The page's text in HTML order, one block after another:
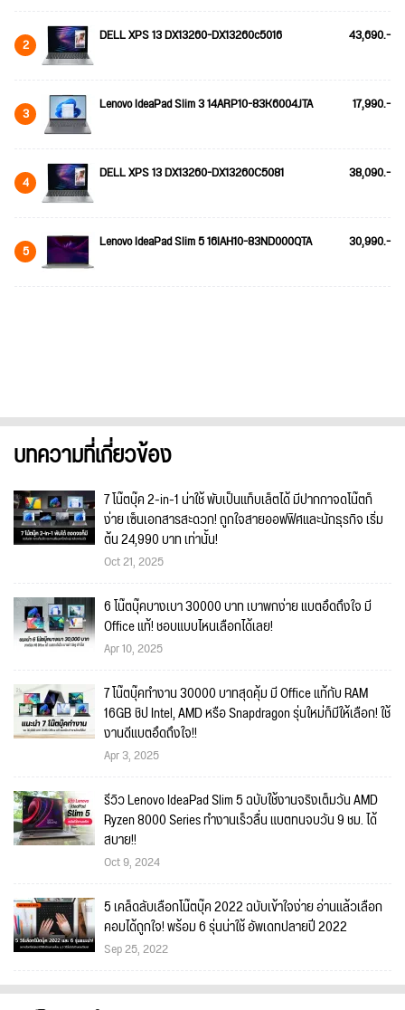
2 DELL XPS 13 DX13260-DX13260c5016 43,690.-
3 Lenovo IdeaPad Slim 3 14ARP10-83K6004JTA 17,990.-
4 DELL XPS 13 DX13260-DX13260C5081 38,090.-
5 Lenovo IdeaPad Slim 5 16IAH10-83ND000QTA 30,990.-
บทความที่เกี่ยวข้อง
7 โน๊ตบุ๊ค 2-in-1 น่าใช้ พับเป็นแท็บเล็ตได้ มีปากกาจดโน๊ตก็
ง่าย เซ็นเอกสารสะดวก! ถูกใจสายออฟฟิศและนักธุรกิจ เริ่ม
ต้น 24,990 บาท เท่านั้น!
Oct 21, 2025
6 โน๊ตบุ๊คบางเบา 30000 บาท เบาพกง่าย แบตอึดถึงใจ มี
Office แท้! ชอบแบบไหนเลือกได้เลย!
Apr 10, 2025
7 โน๊ตบุ๊คทำงาน 30000 บาทสุดคุ้ม มี Office แท้กับ RAM
16GB ชิป Intel, AMD หรือ Snapdragon รุ่นใหม่ก็มีให้เลือก! ใช้
งานดีแบตอึดถึงใจ!!
Apr 3, 2025
รีวิว Lenovo IdeaPad Slim 5 ฉบับใช้งานจริงเต็มวัน AMD
Ryzen 8000 Series ทำงานเร็วลื่น แบตทนจบวัน 9 ชม. ได้
สบาย!!
Oct 9, 2024
5 เคล็ดลับเลือกโน๊ตบุ๊ค 2022 ฉบับเข้าใจง่าย อ่านแล้วเลือก
คอมได้ถูกใจ! พร้อม 6 รุ่นน่าใช้ อัพเดทปลายปี 2022
Sep 25, 2022